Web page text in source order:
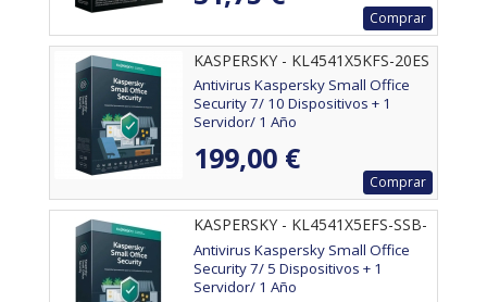
Comprar
KASPERSKY - KL4541X5KFS-20ES
Antivirus Kaspersky Small Office
Security 7/ 10 Dispositivos + 1
Servidor/ 1 Año
199,00 €
Comprar
KASPERSKY - KL4541X5EFS-SSB-
ES
Antivirus Kaspersky Small Office
Security 7/ 5 Dispositivos + 1
Servidor/ 1 Año